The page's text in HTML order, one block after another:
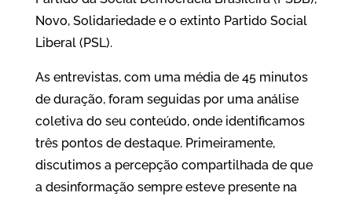
Novo, Solidariedade e o extinto Partido Social
Liberal (PSL).
As entrevistas, com uma média de 45 minutos
de duração, foram seguidas por uma análise
coletiva do seu conteúdo, onde identificamos
três pontos de destaque. Primeiramente,
discutimos a percepção compartilhada de que
a desinformação sempre esteve presente na